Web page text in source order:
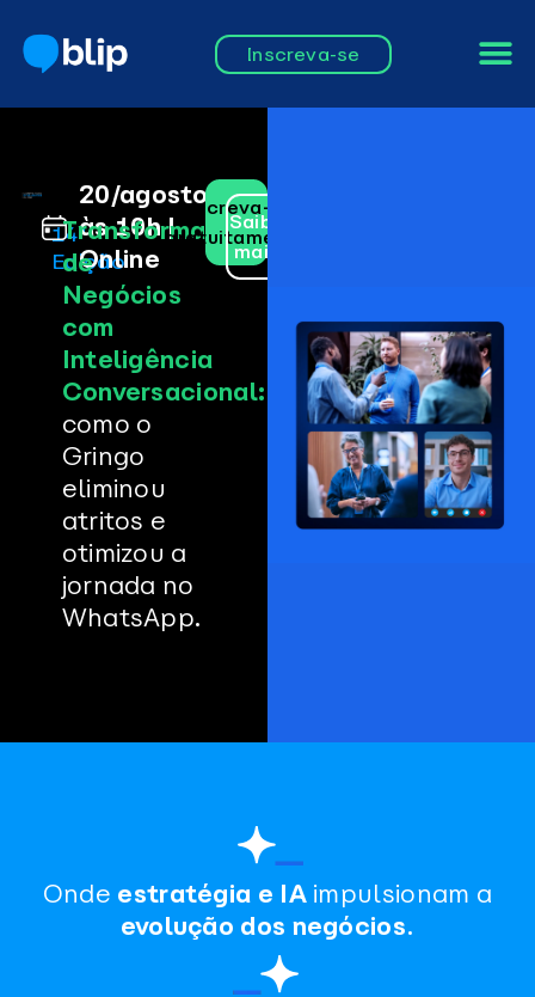
Inscreva-se
14ª
Edição
20/agosto,
às 10h |
Online
Transformação
de
Negócios
com
Inteligência
Conversacional:
como o
Gringo
eliminou
atritos e
otimizou a
jornada no
WhatsApp.
Inscreva-se
gratuitamente
Saiba
mais
Onde estratégia e IAimpulsionam a
evolução dos negócios.